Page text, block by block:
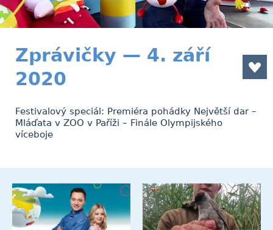
Zprávičky — 4. září
2020
Festivalový speciál: Premiéra pohádky Největší dar –
Mláďata v ZOO v Paříži – Finále Olympijského
víceboje